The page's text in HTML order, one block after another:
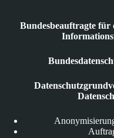
Bundesbeauftragte für